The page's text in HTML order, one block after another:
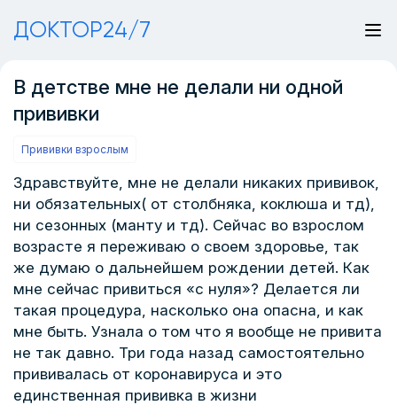
ДОКТОР24/7
В детстве мне не делали ни одной
прививки
Прививки взрослым
Здравствуйте, мне не делали никаких прививок,
ни обязательных( от столбняка, коклюша и тд),
ни сезонных (манту и тд). Сейчас во взрослом
возрасте я переживаю о своем здоровье, так
же думаю о дальнейшем рождении детей. Как
мне сейчас привиться «с нуля»? Делается ли
такая процедура, насколько она опасна, и как
мне быть. Узнала о том что я вообще не привита
не так давно. Три года назад самостоятельно
прививалась от коронавируса и это
единственная прививка в жизни